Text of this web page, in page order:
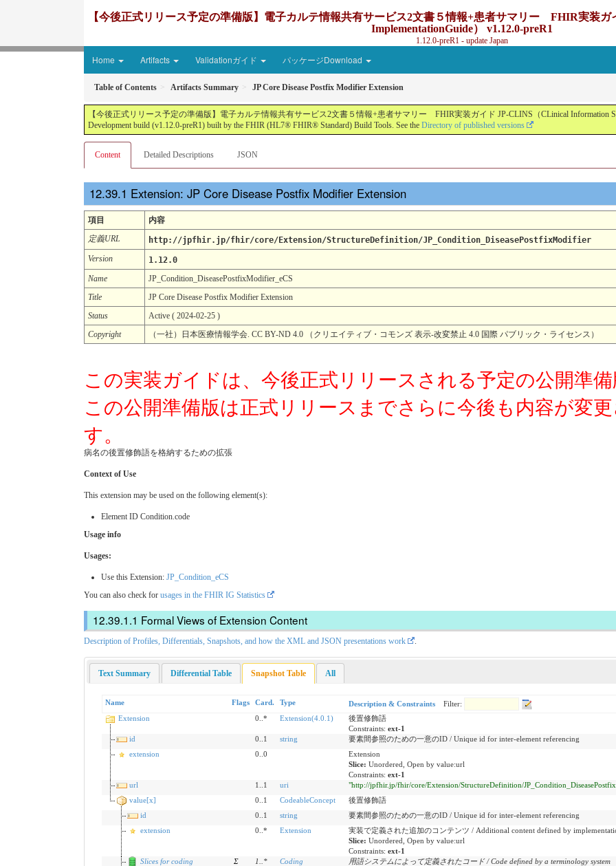
【今後正式リリース予定の準備版】電子カルテ情報共有サービス2文書５情報+患者サマリー FHIR実装
ImplementationGuide） v1.12.0-preR1
1.12.0-preR1 - update Japan
Home Artifacts Validationガイド パッケージDownload
Table of Contents Artifacts Summary JP Core Disease Postfix Modifier Extension
【今後正式リリース予定の準備版】電子カルテ情報共有サービス2文書５情報+患者サマリー FHIR実装ガイド JP-CLINS（CLinical Information
Development build (v1.12.0-preR1) built by the FHIR (HL7® FHIR® Standard) Build Tools. See the Directory of published versions
Content Detailed Descriptions JSON
Extension: JP Core Disease Postfix Modifier Extension
項目
内容
定義URL
http://jpfhir.jp/fhir/core/Extension/StructureDefinition/JP_Condition_DiseasePostfixModifier
Version
1.12.0
Name
JP_Condition_DiseasePostfixModifier_eCS
Title
JP Core Disease Postfix Modifier Extension
Status
Active ( 2024-02-25 )
Copyright
（一社）日本医療情報学会. CC BY-ND 4.0 （クリエイティブ・コモンズ 表示-改変禁止 4.0 国際 パブリック・ライセンス）
この実装ガイドは、今後正式リリースされる予定の公開準備
この公開準備版は正式リリースまでさらに今後も内容が変
す。
病名の後置修飾語を格納するための拡張
Context of Use
This extension may be used on the following element(s):
Element ID Condition.code
Usage info
Usages:
Use this Extension: JP_Condition_eCS
You can also check for usages in the FHIR IG Statistics
Formal Views of Extension Content
Description of Profiles, Differentials, Snapshots, and how the XML and JSON presentations work .
Text Summary Differential Table Snapshot Table All
Name Flags Card. Type Description & Constraints
Filter:
Extension
0..* Extension(4.0.1)
後置修飾語
Constraints: ext-1
id
0..1 string
要素間参照のための一意のID / Unique id for inter-element referencing
extension
0..0
Extension
Slice: Unordered, Open by value:url
Constraints: ext-1
url
1..1 uri
"http://jpfhir.jp/fhir/core/Extension/StructureDefinition/
value[x]
0..1 CodeableConcept
後置修飾語
id
0..1 string
要素間参照のための一意のID / Unique id for inter-element referencing
extension
0..* Extension
実装で定義された追加のコンテンツ / Additional content defined by
Slice: Unordered, Open by value:url
Constraints: ext-1
Slices for coding
Σ 1 * Coding
用語システムによって定義されたコード / Code defined by a terminology system